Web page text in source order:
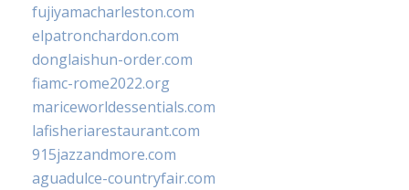
fujiyamacharleston.com
elpatronchardon.com
donglaishun-order.com
fiamc-rome2022.org
mariceworldessentials.com
lafisheriarestaurant.com
915jazzandmore.com
aguadulce-countryfair.com